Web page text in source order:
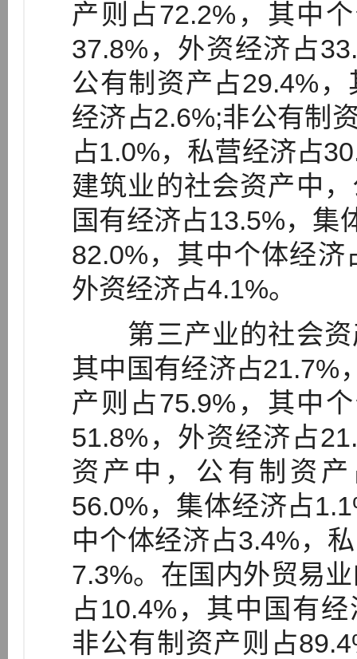
产则占72.2%，其中
37.8%，外资经济占
公有制资产占29.4%
经济占2.6%;非公有制
占1.0%，私营经济占
建筑业的社会资产中
国有经济占13.5%，集
82.0%，其中个体经
外资经济占4.1%。
第三产业的社会资
其中国有经济占21.7%
产则占75.9%，其中
51.8%，外资经济占
资产中，公有制资
56.0%，集体经济占
中个体经济占3.4%，
7.3%。在国内外贸易
占10.4%，其中国有
非公有制资产则占